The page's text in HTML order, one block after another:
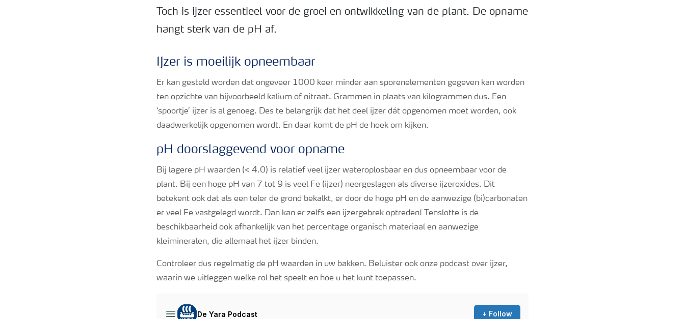
Toch is ijzer essentieel voor de groei en ontwikkeling van de plant. De opname
hangt sterk van de pH af.
IJzer is moeilijk opneembaar
Er kan gesteld worden dat ongeveer 1000 keer minder aan sporenelementen gegeven kan worden
ten opzichte van bijvoorbeeld kalium of nitraat. Grammen in plaats van kilogrammen dus. Een
‘spoortje’ ijzer is al genoeg. Des te belangrijk dat het deel ijzer dát opgenomen moet worden, ook
daadwerkelijk opgenomen wordt. En daar komt de pH de hoek om kijken.
pH doorslaggevend voor opname
Bij lagere pH waarden (< 4.0) is relatief veel ijzer wateroplosbaar en dus opneembaar voor de
plant. Bij een hoge pH van 7 tot 9 is veel Fe (ijzer) neergeslagen als diverse ijzeroxides. Dit
betekent ook dat als een teler de grond bekalkt, er door de hoge pH en de aanwezige (bi)carbonaten
er veel Fe vastgelegd wordt. Dan kan er zelfs een ijzergebrek optreden! Tenslotte is de
beschikbaarheid ook afhankelijk van het percentage organisch materiaal en aanwezige
kleimineralen, die allemaal het ijzer binden.
Controleer dus regelmatig de pH waarden in uw bakken. Beluister ook onze podcast over ijzer,
waarin we uitleggen welke rol het speelt en hoe u het kunt toepassen.